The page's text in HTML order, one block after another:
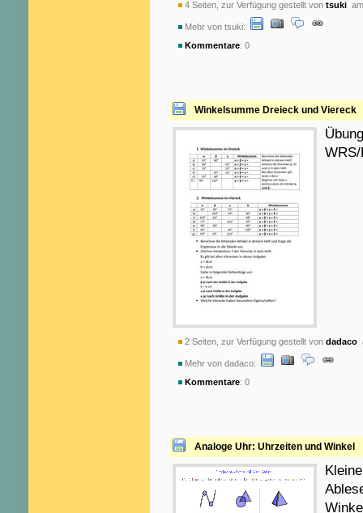
4 Seiten, zur Verfügung gestellt von tsuki
Mehr von tsuki:
Kommentare: 0
Winkelsumme Dreieck und Viereck
2 Seiten, zur Verfügung gestellt von dadaco
Mehr von dadaco:
Kommentare: 0
Analoge Uhr: Uhrzeiten und Winkel